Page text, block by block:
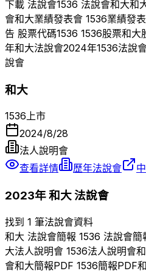
下載 法說會1536 法說會和大和
會和大業績發表會 1536業績發
告 股票代碼1536 1536股票和大
年和大法說會2024年1536法說
說會
和大
1536上市
2024/8/28
法人說明會
查看詳情
歷年法說會
2023年和大法說會
找到 1 筆法說會資料
和大 法說會簡報 1536 法說會簡
大法人說明會 1536法人說明會
會和大簡報PDF 1536簡報PDF